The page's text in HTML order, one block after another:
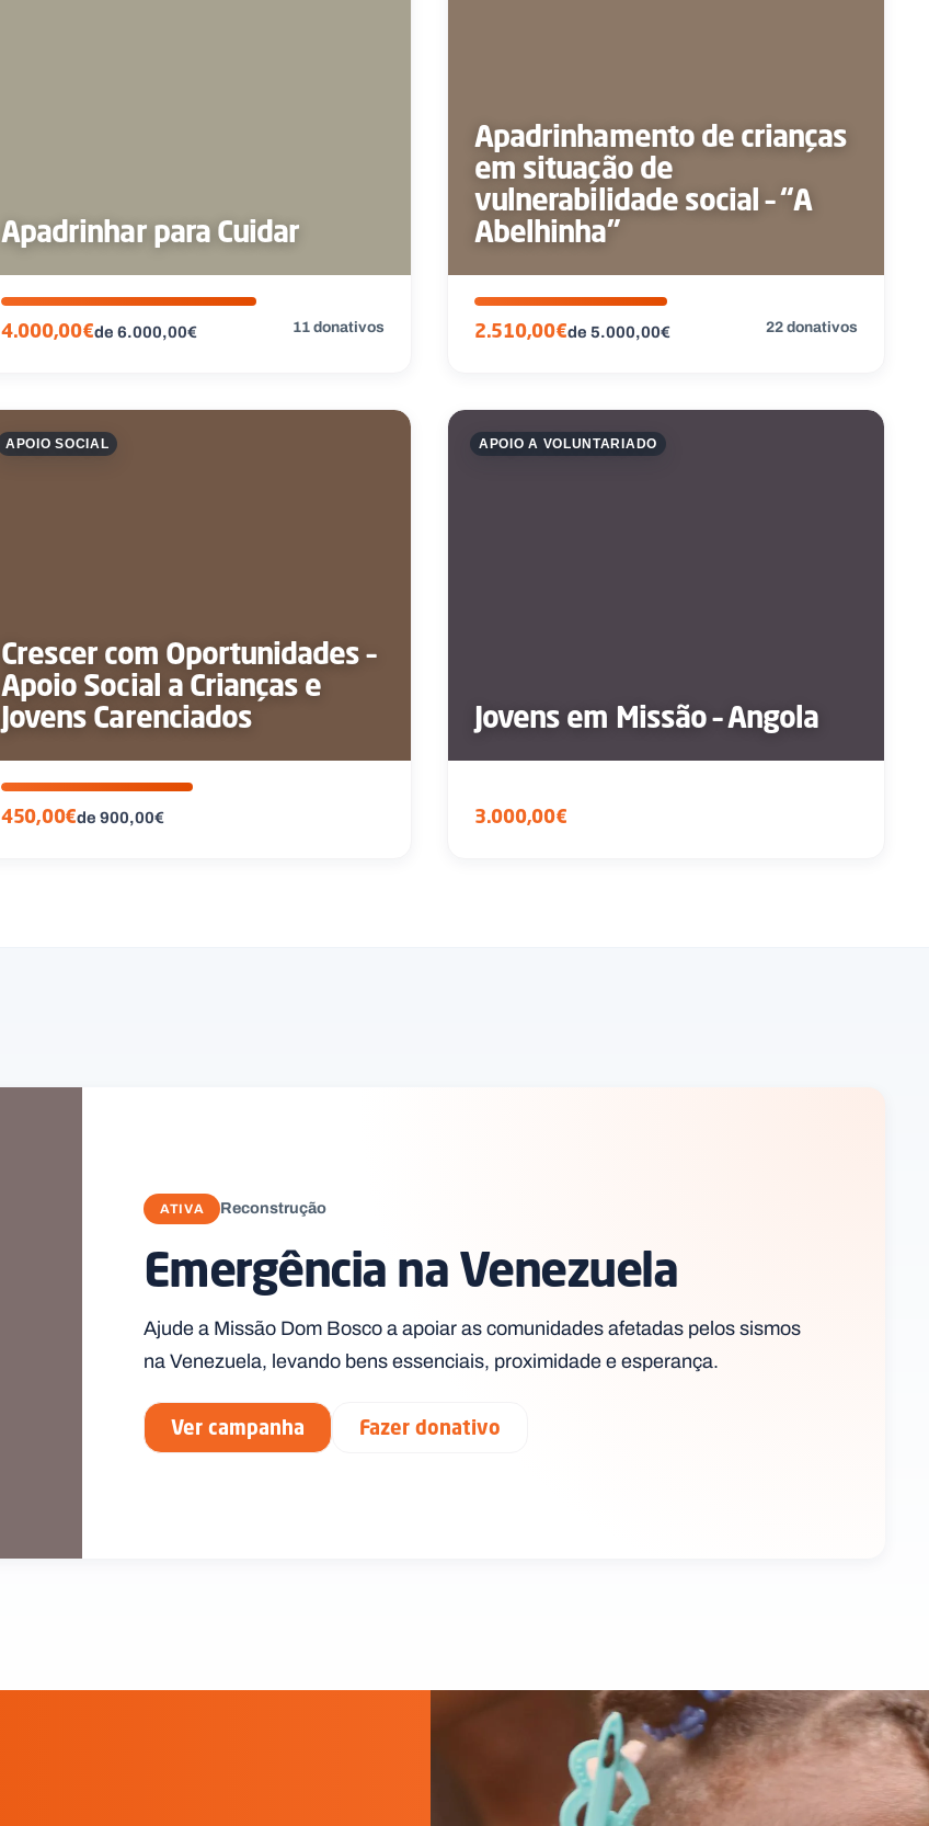
Apadrinhar para Cuidar
4.000,00€de 6.000,00€ 11 donativos
Apadrinhamento de crianças
em situação de
vulnerabilidade social – “A
Abelhinha”
2.510,00€de 5.000,00€ 22 donativos
APOIO SOCIAL
Crescer com Oportunidades –
Apoio Social a Crianças e
Jovens Carenciados
450,00€de 900,00€
APOIO A VOLUNTARIADO
Jovens em Missão – Angola
3.000,00€
ATIVA Reconstrução
Emergência na Venezuela
Ajude a Missão Dom Bosco a apoiar as comunidades afetadas pelos sismos
na Venezuela, levando bens essenciais, proximidade e esperança.
Ver campanha Fazer donativo